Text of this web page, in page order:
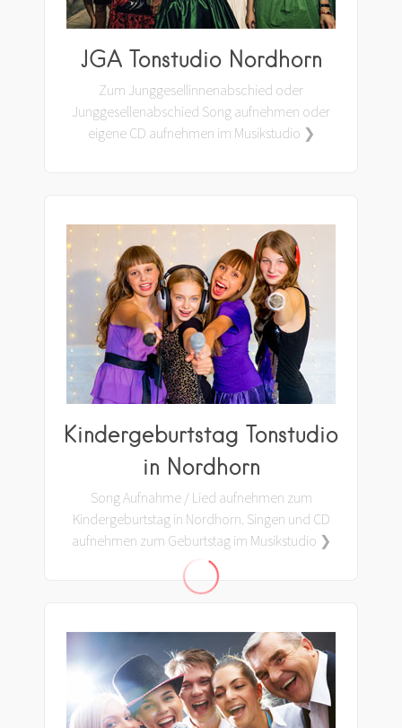
JGA Tonstudio Nordhorn
Zum Junggesellinnenabschied oder
Junggesellenabschied Song aufnehmen oder
eigene CD aufnehmen im Musikstudio ❯
Kindergeburtstag Tonstudio
in Nordhorn
Song Aufnahme / Lied aufnehmen zum
Kindergeburtstag in Nordhorn. Singen und CD
aufnehmen zum Geburtstag im Musikstudio ❯